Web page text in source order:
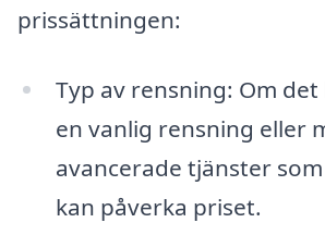
prissättningen:
Typ av rensning: Om
en vanlig rensning eller
avancerade tjänster
kan påverka priset.